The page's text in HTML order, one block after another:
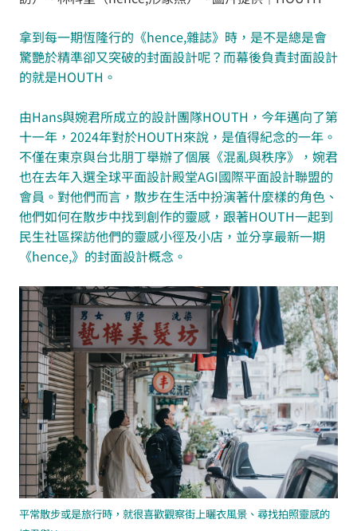
拿到每一期恆隆行的《hence,雜誌》時，是不是總是會
驚艷於精準卻又突破的封面設計呢？而幕後負責封面設計
的就是HOUTH。
由Hans與婉君所成立的設計團隊HOUTH，今年邁向了第
十一年，2024年對於HOUTH來說，是值得紀念的一年。
不僅在東京與台北朋丁舉辦了個展《混亂與秩序》，婉君
也在去年入選全球平面設計殿堂AGI國際平面設計聯盟的
會員。對他們而言，散步在生活中扮演著什麼樣的角色、
他們如何在散步中找到創作的靈感，跟著HOUTH一起到
民生社區探訪他們的靈感小徑及小店，並分享最新一期
《hence,》的封面設計概念。
平常散步或是旅行時，就很喜歡觀察街上曬衣風景、尋找拍照靈感的